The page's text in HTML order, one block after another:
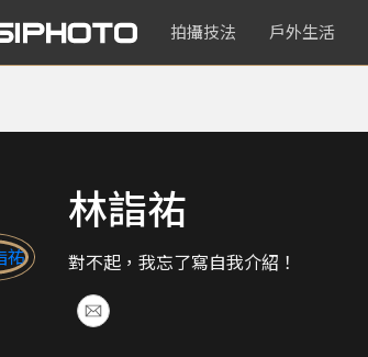
拍攝技法 戶外生活
林詣祐
對不起，我忘了寫自我介紹！